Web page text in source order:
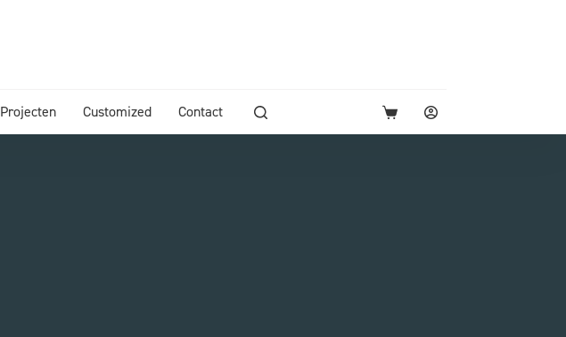
Projecten Customized Contact